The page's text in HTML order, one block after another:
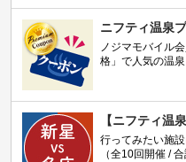
ニフティ温泉
ノジマモバイル
格」で人気の温
【ニフティ温
行ってみたい施
（全10回開催 /